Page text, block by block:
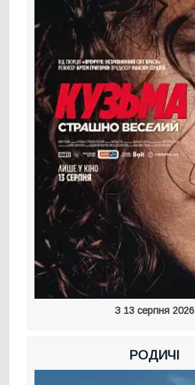
З 13 серпня 2026
РОДИЧІ